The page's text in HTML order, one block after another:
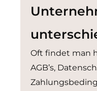
Oft findet man
AGB’s,